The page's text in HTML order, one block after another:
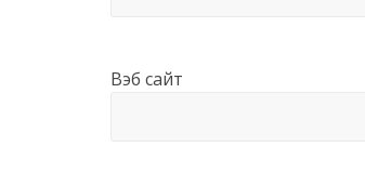
Вэб сайт